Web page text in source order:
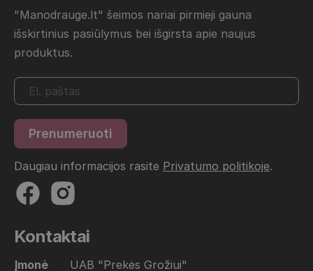
"Manodrauge.lt" šeimos nariai pirmieji gauna
išskirtinius pasiūlymus bei išgirsta apie naujus
produktus.
Daugiau informacijos rasite Privatumo politikoje.
Kontaktai
Įmonė UAB "Prekės Grožiui"